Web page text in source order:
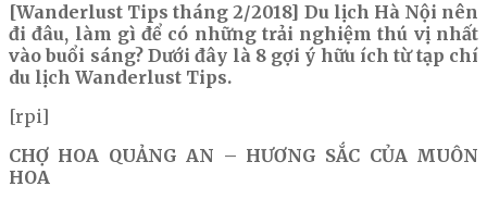
[Wanderlust Tips tháng 2/2018] Du lịch Hà Nội nên
đi đâu, làm gì để có những trải nghiệm thú vị nhất
vào buổi sáng? Dưới đây là 8 gợi ý hữu ích từ tạp chí
du lịch Wanderlust Tips.
[rpi]
CHỢ HOA QUẢNG AN – HƯƠNG SẮC CỦA MUÔN
HOA